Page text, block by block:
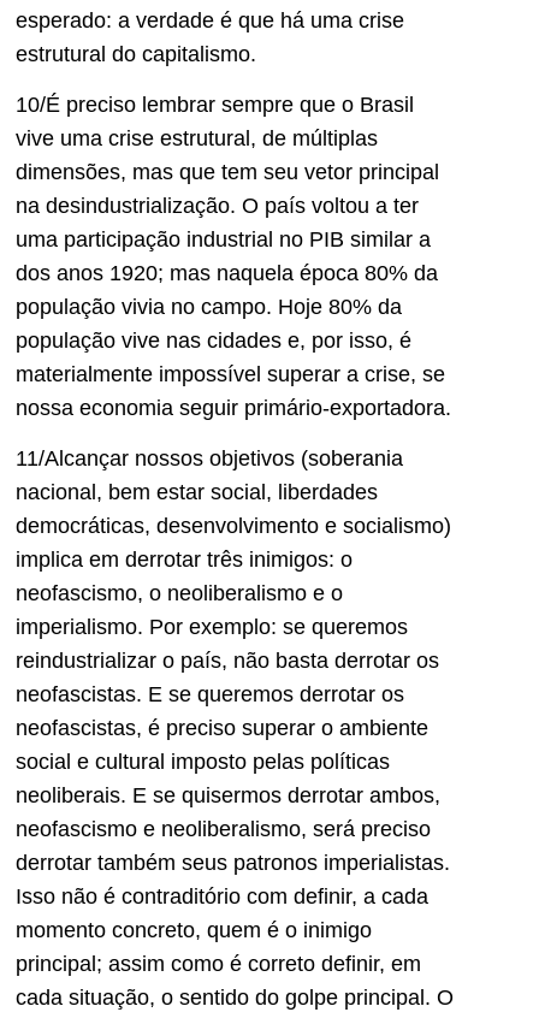
esperado: a verdade é que há uma crise
estrutural do capitalismo.
10/É preciso lembrar sempre que o Brasil
vive uma crise estrutural, de múltiplas
dimensões, mas que tem seu vetor principal
na desindustrialização. O país voltou a ter
uma participação industrial no PIB similar a
dos anos 1920; mas naquela época 80% da
população vivia no campo. Hoje 80% da
população vive nas cidades e, por isso, é
materialmente impossível superar a crise, se
nossa economia seguir primário-exportadora.
11/Alcançar nossos objetivos (soberania
nacional, bem estar social, liberdades
democráticas, desenvolvimento e socialismo)
implica em derrotar três inimigos: o
neofascismo, o neoliberalismo e o
imperialismo. Por exemplo: se queremos
reindustrializar o país, não basta derrotar os
neofascistas. E se queremos derrotar os
neofascistas, é preciso superar o ambiente
social e cultural imposto pelas políticas
neoliberais. E se quisermos derrotar ambos,
neofascismo e neoliberalismo, será preciso
derrotar também seus patronos imperialistas.
Isso não é contraditório com definir, a cada
momento concreto, quem é o inimigo
principal; assim como é correto definir, em
cada situação, o sentido do golpe principal. O